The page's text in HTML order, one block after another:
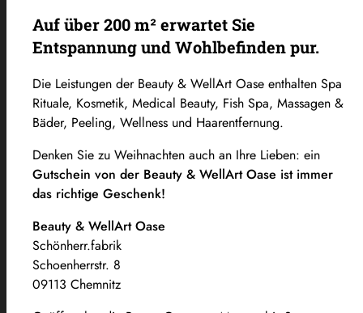
Auf über 200 m² erwartet Sie
Entspannung und Wohlbefinden pur.
Die Leistungen der Beauty & WellArt Oase enthalten Spa
Rituale, Kosmetik, Medical Beauty, Fish Spa, Massagen &
Bäder, Peeling, Wellness und Haarentfernung.
Denken Sie zu Weihnachten auch an Ihre Lieben: ein
Gutschein von der Beauty & WellArt Oase ist immer
das richtige Geschenk!
Beauty & WellArt Oase
Schönherr.fabrik
Schoenherrstr. 8
09113 Chemnitz